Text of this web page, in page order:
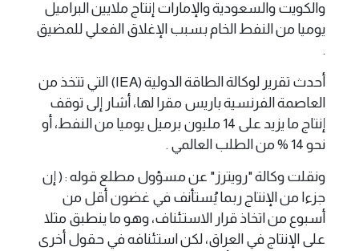
والكويت والسعودية والإمارات إنتاج ملايين البراميل
يوميا من النفط الخام بسبب الإغلاق الفعلي للمضيق
.
أحدث تقرير لوكالة الطاقة الدولية (IEA) التي تتخذ من
العاصمة الفرنسية باريس مقرا لها، أشار إلى توقف
إنتاج ما يزيد على 14 مليون برميل يوميا من النفط، أو
نحو 14 % من ⁠الطلب العالمي .
ونقلت وكالة "رويترز" عن مسؤول مطلع قوله : ( إن
جزءا من الإنتاج ربما يُستأنف في غضون أقل من
أسبوع من اتخاذ قرار الاستئناف، وهو ما ينطبق مثلا
على الإنتاج في العراق، لكن استئنافه في حقول أخرى